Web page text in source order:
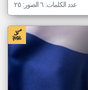
عدد الكلمات: ٦ الصور: ٢٥